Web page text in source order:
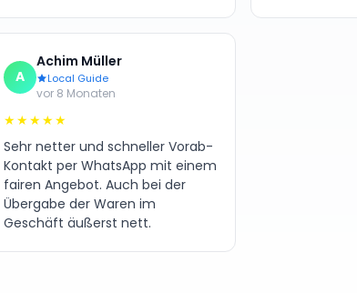
A
Achim Müller
Local Guide
vor 8 Monaten
★★★★★
Sehr netter und schneller Vorab-
Kontakt per WhatsApp mit einem
fairen Angebot. Auch bei der
Übergabe der Waren im
Geschäft äußerst nett.